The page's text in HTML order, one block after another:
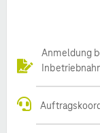
Anmeldung